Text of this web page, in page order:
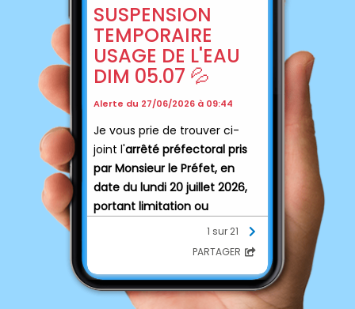
SUSPENSION
TEMPORAIRE
USAGE DE L'EAU
DIM 05.07 💦
Alerte du 27/06/2026 à 09:44
Je vous prie de trouver ci-
joint l'arrêté préfectoral pris
par Monsieur le Préfet, en
date du lundi 20 juillet 2026,
portant limitation ou
suspension temporaire des
usages de l'eau en Indre-et-
Les dispositions du présent
arrêté sont applicablesà
1 sur 21
PARTAGER